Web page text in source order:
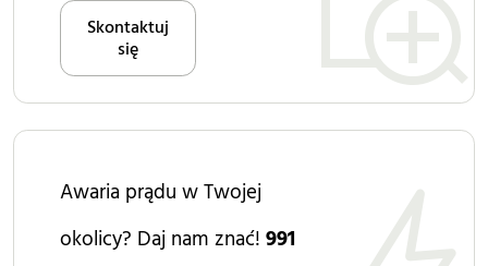
Skontaktuj
się
Awaria prądu w Twojej
okolicy? Daj nam znać! 991